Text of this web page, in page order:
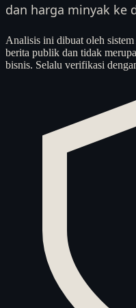
dan harga minyak ke
Analisis ini dibuat oleh
berita publik dan tidak
bisnis. Selalu verifikasi